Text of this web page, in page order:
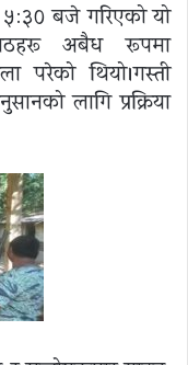
बजे गरिएको यो
अबैध रूपमा
परेको थियो।गस्ती
लागि प्रक्रिया